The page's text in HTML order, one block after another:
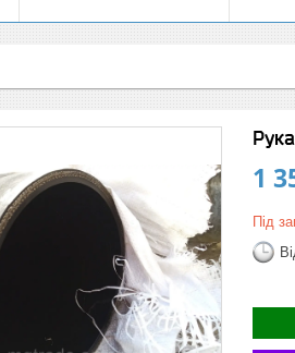
1
Під